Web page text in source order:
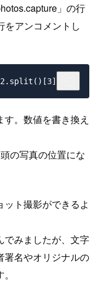
」の行
をアンコメントし
。数値を書き換え
の写真の位置にな
ト撮影ができるよ
でみましたが、文字
署名やオリジナルの